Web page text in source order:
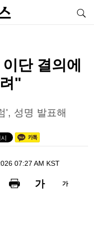
단 결의에
"
', 성명 발표해
07:27 AM KST
가 가